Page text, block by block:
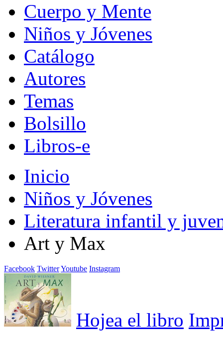
Cuerpo y Mente
Niños y Jóvenes
Catálogo
Autores
Temas
Bolsillo
Libros-e
Inicio
Niños y Jóvenes
Literatura infantil y
Art y Max
Facebook TwitterYoutube Instagram
Hojea el libro